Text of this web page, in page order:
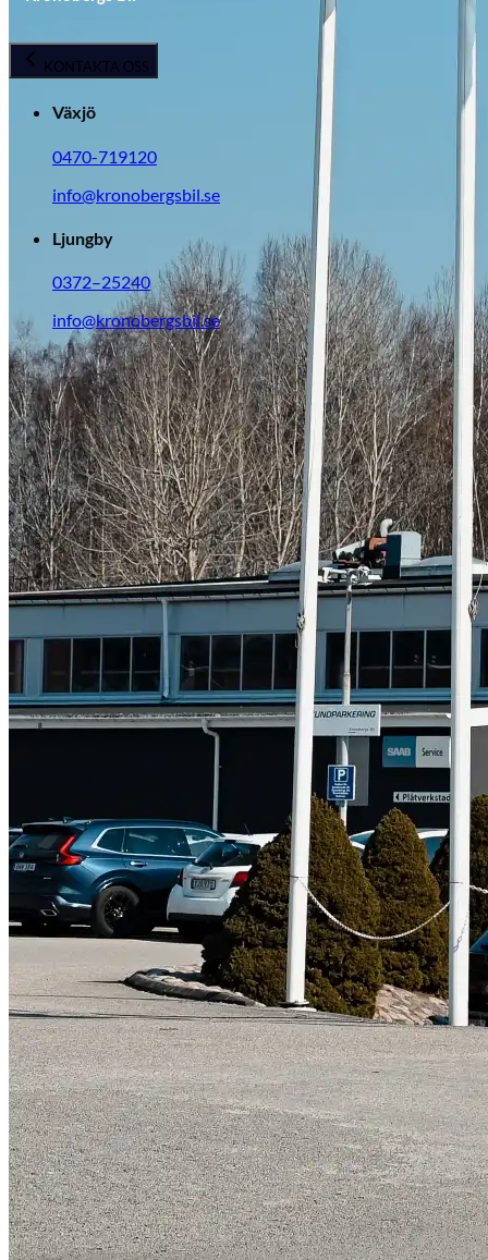
Opel
KONTAKTA OSS
Växjö
0470-719120
info@kronobergsbil.se
Ljungby
0372–25240
info@kronobergsbil.se